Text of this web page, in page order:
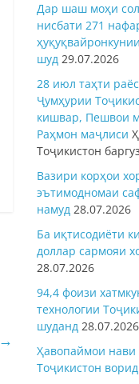
→
Дар шаш моҳи
нисбати 271
шуд 29.07.2026
28 июл таҳти
Ҷумҳурии
кишвар, Пешвои
Раҳмон маҷлиси
Тоҷикистон
Вазири корҳои
эътимодномаи
намуд 28.07.2026
Ба иқтисодиёти
доллар сармояи
28.07.2026
94,4 фоизи
технологии
шуданд 28.07.2026
Ҳавопаймои нави
Тоҷикистон